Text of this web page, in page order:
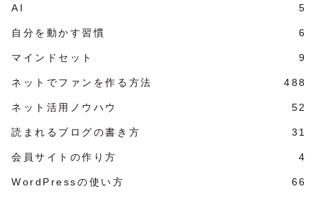
AI 5
自分を動かす習慣 6
マインドセット 9
ネットでファンを作る方法 488
ネット活用ノウハウ 52
読まれるブログの書き方 31
会員サイトの作り方 4
WordPressの使い方 66